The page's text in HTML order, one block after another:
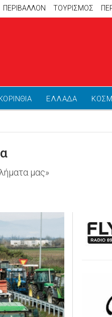
ΠΕΡΙΒΑΛΛΟΝ ΤΟΥΡΙΣΜΟΣ
ΕΛΛΑΔΑ
μας»